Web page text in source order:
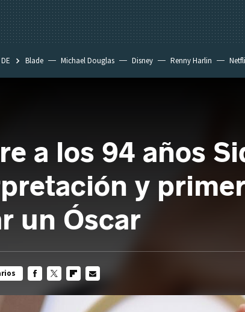
Blade Michael Douglas Disney Renny Harlin
a los 94 años
y
un Óscar
MAIL